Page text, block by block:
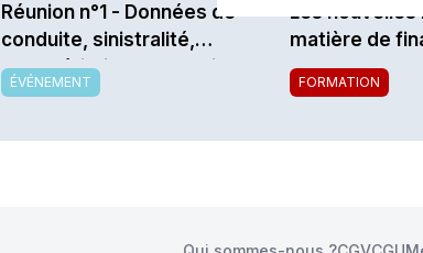
Réunion n°1 - Données de
conduite, sinistralité,
caractéristiques techniques
: Quelle data auto et pour
ÉVÉNEMENT
Les nouvelles
matière de
FORMATION